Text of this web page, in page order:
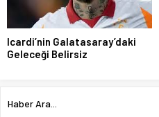
Icardi’nin Galatasaray’daki
Geleceği Belirsiz